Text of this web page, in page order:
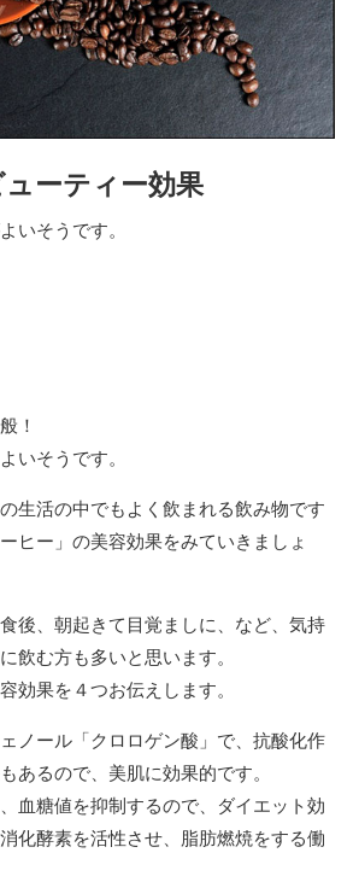
ューティー効果
いそうです。
！
いそうです。
生活の中でもよく飲まれる飲み物です
ヒー」の美容効果をみていきましょ
後、朝起きて目覚ましに、など、気持
飲む方も多いと思います。
効果を４つお伝えします。
ール「クロロゲン酸」で、抗酸化作
あるので、美肌に効果的です。
糖値を抑制するので、ダイエット効
化酵素を活性させ、脂肪燃焼をする働